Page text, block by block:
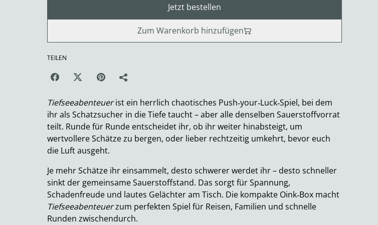
Jetzt bestellen
Zum Warenkorb hinzufügen
TEILEN
Tiefseeabenteuerist ein herrlich chaotisches Push‑your‑Luck‑Spiel, bei dem
ihr als Schatzsucher in die Tiefe taucht – aber alle denselben Sauerstoffvorrat
teilt. Runde für Runde entscheidet ihr, ob ihr weiter hinabsteigt, um
wertvollere Schätze zu bergen, oder lieber rechtzeitig umkehrt, bevor euch
die Luft ausgeht.
Je mehr Schätze ihr einsammelt, desto schwerer werdet ihr – desto schneller
sinkt der gemeinsame Sauerstoffstand. Das sorgt für Spannung,
Schadenfreude und lautes Gelächter am Tisch. Die kompakte Oink‑Box macht
Tiefseeabenteuerzum perfekten Spiel für Reisen, Familien und schnelle
Runden zwischendurch.